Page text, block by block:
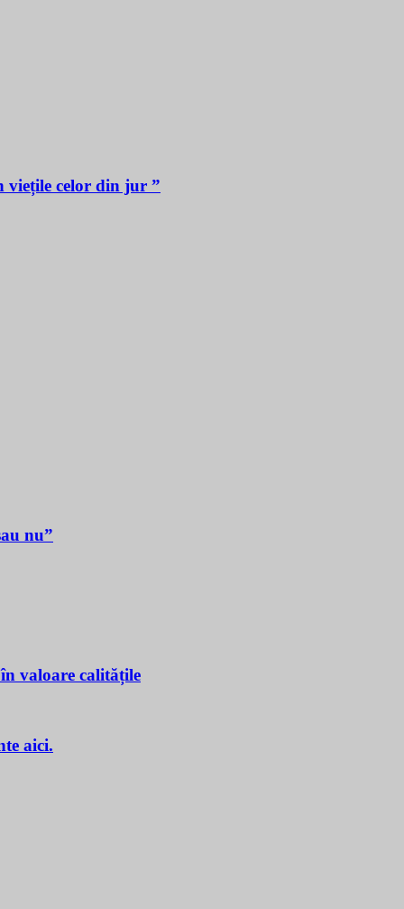
viețile celor din jur ”
nu”
valoare calitățile
aici.